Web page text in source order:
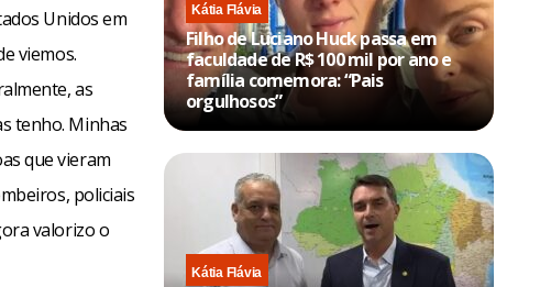
Unidos em
viemos.
as
tenho. Minhas
que vieram
policiais
valorizo o
Kátia Flávia
Filho de Luciano Huck passa em
faculdade de R$ 100 mil por ano e
família comemora: “Pais
orgulhosos”
Kátia Flávia